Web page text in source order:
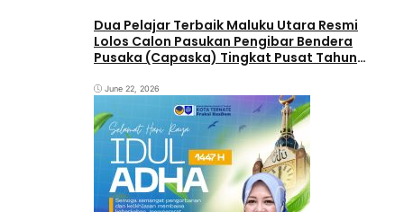
Dua Pelajar Terbaik Maluku Utara Resmi
Lolos Calon Pasukan Pengibar Bendera
Pusaka (Capaska) Tingkat Pusat Tahun
June 22, 2026